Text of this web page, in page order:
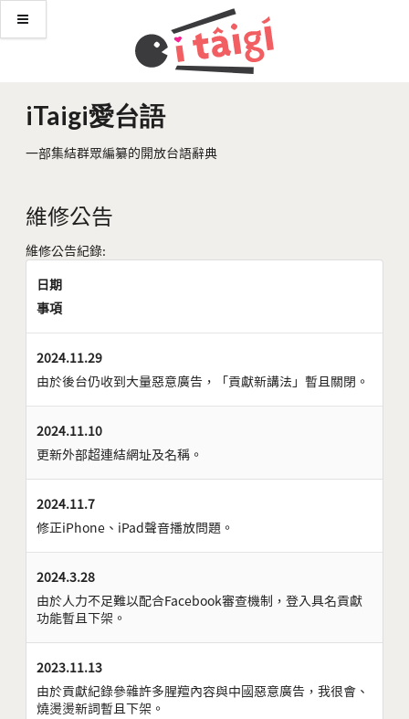
iTaigi愛台語
一部集結群眾編纂的開放台語辭典
維修公告
維修公告紀錄:
日期
事項
2024.11.29
由於後台仍收到大量惡意廣告，「貢獻新講法」暫且關閉。
2024.11.10
更新外部超連結網址及名稱。
2024.11.7
修正iPhone、iPad聲音播放問題。
2024.3.28
由於人力不足難以配合Facebook審查機制，登入具名貢獻
功能暫且下架。
2023.11.13
由於貢獻紀錄參雜許多腥羶內容與中國惡意廣告，我很會、
燒燙燙新詞暫且下架。